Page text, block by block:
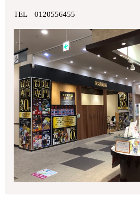
TEL 0120556455